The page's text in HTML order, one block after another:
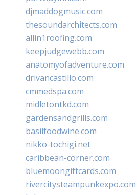
djmaddogmusic.com
thesoundarchitects.com
allin1roofing.com
keepjudgewebb.com
anatomyofadventure.com
drivancastillo.com
cmmedspa.com
midletontkd.com
gardensandgrills.com
basilfoodwine.com
nikko-tochigi.net
caribbean-corner.com
bluemoongiftcards.com
rivercitysteampunkexpo.com